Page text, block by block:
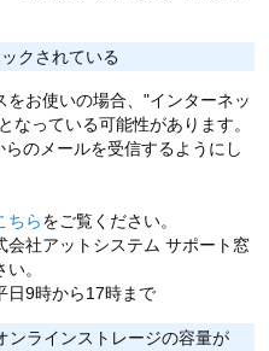
クされている
お使いの場合、"インターネッ
なっている可能性があります。
のメールを受信するようにし
ちらをご覧ください。
社アットシステム サポート窓
。
日9時から17時まで
ンラインストレージの容量が